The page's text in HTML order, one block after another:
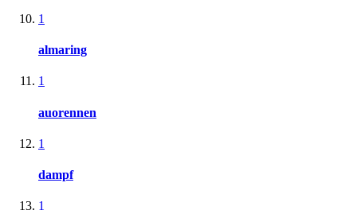
1
almaring
1
auorennen
1
dampf
1